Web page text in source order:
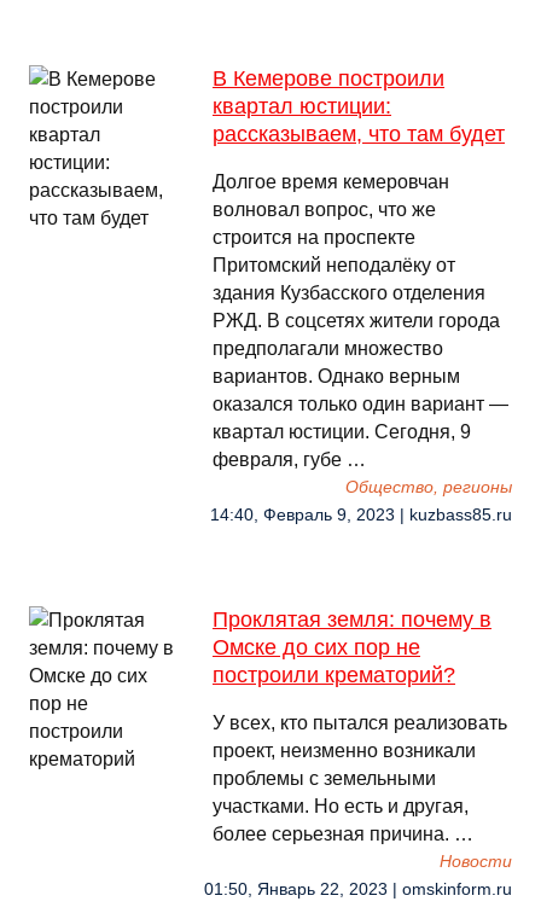
В Кемерове построили
квартал юстиции:
рассказываем, что там будет
Долгое время кемеровчан
волновал вопрос, что же
строится на проспекте
Притомский неподалёку от
здания Кузбасского отделения
РЖД. В соцсетях жители города
предполагали множество
вариантов. Однако верным
оказался только один вариант —
квартал юстиции. Сегодня, 9
февраля, губе …
Общество, регионы
14:40, Февраль 9, 2023 | kuzbass85.ru
Проклятая земля: почему в
Омске до сих пор не
построили крематорий?
У всех, кто пытался реализовать
проект, неизменно возникали
проблемы с земельными
участками. Но есть и другая,
более серьезная причина. …
Новости
01:50, Январь 22, 2023 | omskinform.ru